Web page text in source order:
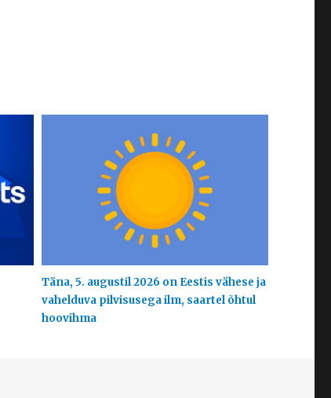
Täna, 5. augustil 2026 on Eestis vähese ja
vahelduva pilvisusega ilm, saartel õhtul
hoovihma